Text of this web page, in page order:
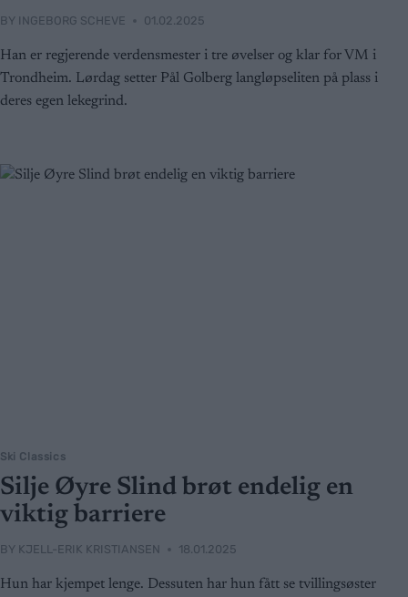
BY INGEBORG SCHEVE 01.02.2025
Han er regjerende verdensmester i tre øvelser og klar for VM i
Trondheim. Lørdag setter Pål Golberg langløpseliten på plass i
deres egen lekegrind.
Ski Classics
Silje Øyre Slind brøt endelig en
viktig barriere
BY KJELL-ERIK KRISTIANSEN 18.01.2025
Hun har kjempet lenge. Dessuten har hun fått se tvillingsøster